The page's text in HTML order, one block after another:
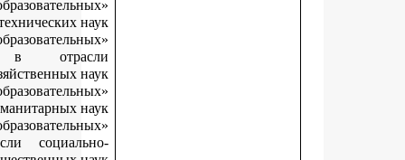
«Лучший начинающий исследователь в
организациях высшего образования в отрасли технических
«Лучший начинающий исследователь в
организациях высшего образования в
«Лучший начинающий исследователь в
организациях высшего образования в отрасли гуманитарных
«Лучший начинающий исследователь в
организациях высшего образования в отрасли